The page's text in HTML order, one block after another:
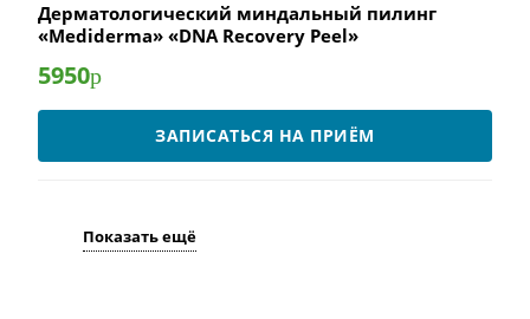
Дерматологический миндальный пилинг
«Mediderma» «DNA Recovery Peel»
5950р
ЗАПИСАТЬСЯ НА ПРИЁМ
Показать ещё